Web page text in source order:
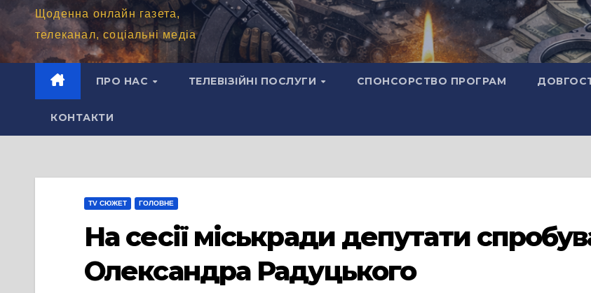
Щоденна онлайн газета,
телеканал, соціальні медіа
ПРО НАС ТЕЛЕВІЗІЙНІ ПОСЛУГИ СПОНСОРСТВО ПРОГРАМ
КОНТАКТИ
TV СЮЖЕТ ГОЛОВНЕ
На сесії міськради депутати
Олександра Радуцького